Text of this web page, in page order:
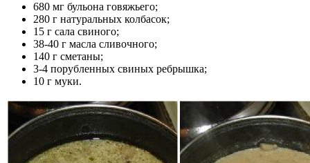
680 мг бульона говяжьего;
280 г натуральных колбасок;
15 г сала свиного;
38-40 г масла сливочного;
140 г сметаны;
3-4 порубленных свиных ребрышка;
10 г муки.